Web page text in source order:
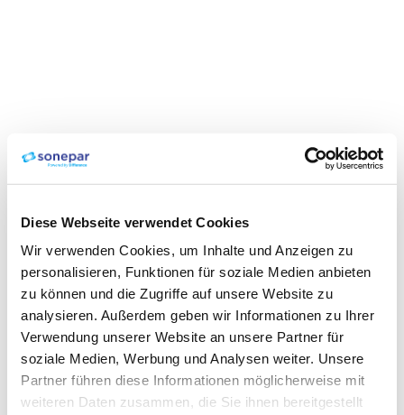
Diese Webseite verwendet Cookies
Wir verwenden Cookies, um Inhalte und Anzeigen zu
personalisieren, Funktionen für soziale Medien anbieten
zu können und die Zugriffe auf unsere Website zu
analysieren. Außerdem geben wir Informationen zu Ihrer
Verwendung unserer Website an unsere Partner für
soziale Medien, Werbung und Analysen weiter. Unsere
Partner führen diese Informationen möglicherweise mit
weiteren Daten zusammen, die Sie ihnen bereitgestellt